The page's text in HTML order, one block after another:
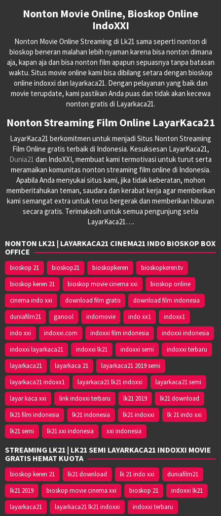
Nonton Movie Online, Bioskop Online
IndoXXI
Nonton Movie Online Streaming di Lk21 sama seperti nonton di
bioskop beneran malahan lebih nyaman karena bisa nonton dimana
aja, kapan aja dan bisa nonton film apapun sepuasnya tanpa batasan
waktu. Situs movie online kami bisa dibilang setara dengan bioskop
online indoxxi dan layarkaca21. Dengan pelayanan yang baik dan
movie terupdate, kami pastikan Anda puas dan tidak akan kecewa
nonton gratis di Layarkaca21.
Nonton Streaming Film Online LayarKaca21
LayarKaca21 berkomitmen untuk menjadi Situs Nonton Streaming
Film Online gratis terbaik di Indonesia. Kesuksesan LayarKaca21,
Dunia21 dan IndoXXI, membuat kami termotivasi untuk turut serta
meramaikan komunitas nonton streaming film online di Indonesia.
Apabila Anda menyukai situs kami, jika tidak keberatan, mohon
memberitahukan teman, saudara dan kerabat kerja agar memberikan
kami semangat extra untuk terus bergerak dan memberikan hiburan
secara gratis. Terimakasih untuk semua pengunjung setia
LayarKaca21….
NONTON LK21 | LAYARKACA21 CINEMA21 INDO BIOSKOP BOX
OFFICE
bioskop 21 bioskop21 bioskopkeren
bioskopkeren.tv
bioskop keren 21
bioskop movie cinema xxi
bioskop online
cinema indo xxi
download film gratis
download film indonesia
duniafilm21
ganool indomovie indo xx1
indoxx1
indo xxi
indoxxi.com indoxxi film indonesia
indoxxi indonesia
indoxxi layarkaca21
indoxxi lk21 indoxxi semi
indoxxi terbaru
layarkaca21
layarkaca 21
layarkaca21 2019 semi
layarkaca21 indoxx1
layarkaca21 lk21 indoxxi
layarkaca21 semi
layar kaca xxi
link indoxxi terbaru lk21 2019
lk21 download
lk21 film indonesia
lk21 indonesia lk21 indoxxi
lk 21 indo xxi
lk21 semi
lk21 xxi indonesia xxi indonesia
STREAMING LK21 | LK21 SEMI LAYARKACA21 INDOXXI MOVIE
GRATIS HEMAT KUOTA
bioskop keren 21 lk21 download lk 21 indo xxi
duniafilm21
lk21 2019
bioskop movie cinema xxi bioskop 21
indoxxi lk21
layarkaca21
layarkaca21 lk21 indoxxi indoxxi terbaru